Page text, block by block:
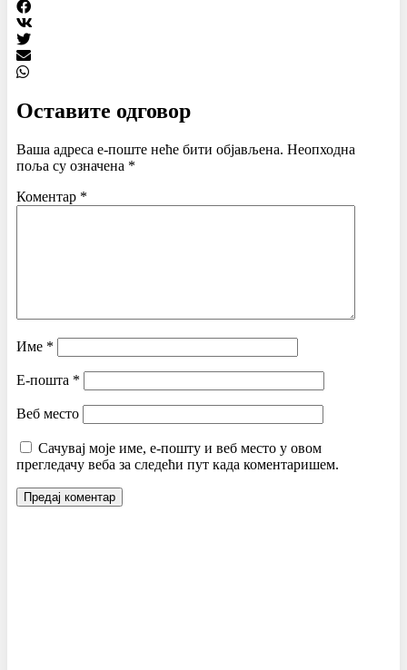
Оставите одговор
Ваша адреса е-поште неће бити објављена. Неопходна
поља су означена *
Коментар *
Име *
Е-пошта *
Веб место
Сачувај моје име, е-пошту и веб место у овом
прегледачу веба за следећи пут када коментаришем.